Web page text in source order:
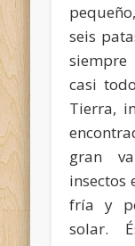
seis
siempre
casi
Tierra,
gran
insectos
fría y
solar.